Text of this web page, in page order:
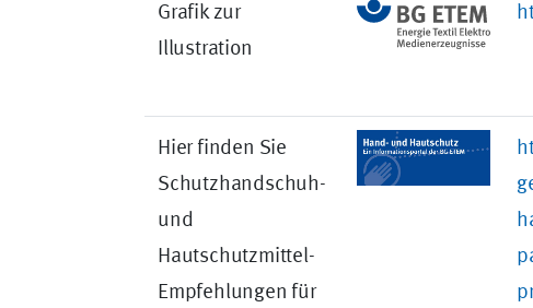
Grafik zur
Illustration
Hier finden Sie
Schutzhandschuh-
und
Hautschutzmittel-
Empfehlungen für